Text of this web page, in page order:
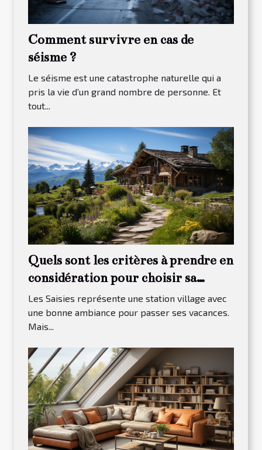
Comment survivre en cas de
séisme ?
Le séisme est une catastrophe naturelle qui a
pris la vie d’un grand nombre de personne. Et
tout...
Quels sont les critères à prendre en
considération pour choisir sa
maison à louer dans Les Saisies ?
Les Saisies représente une station village avec
une bonne ambiance pour passer ses vacances.
Mais...